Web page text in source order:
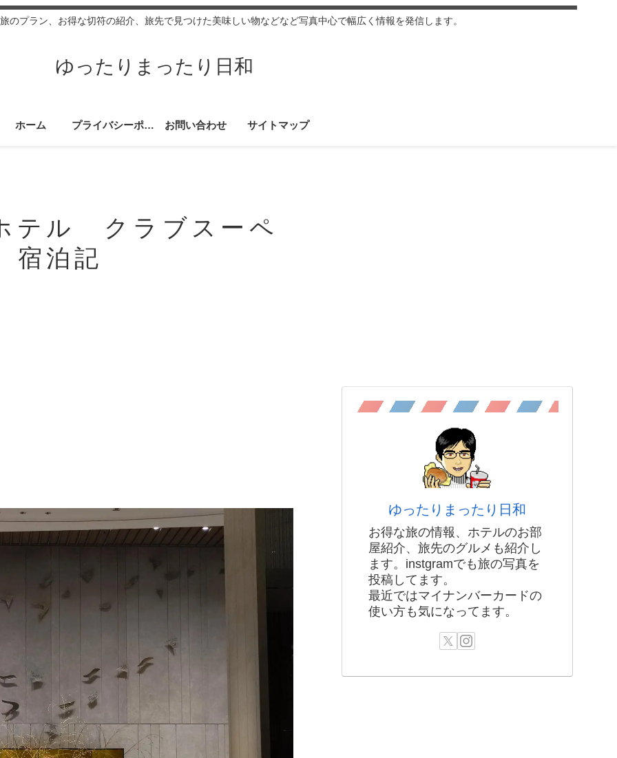
のプラン、お得な切符の紹介、旅先で見つけた美味しい物などなど写真中心で幅広く情報を発信します。
ゆったりまったり日和
ホーム プライバシーポリシー お問い合わせ サイトマップ
テル クラブスーペ
宿泊記
ゆったりまったり日和
お得な旅の情報、ホテルのお部
屋紹介、旅先のグルメも紹介し
ます。instgramでも旅の写真を
投稿してます。
最近ではマイナンバーカードの
使い方も気になってます。